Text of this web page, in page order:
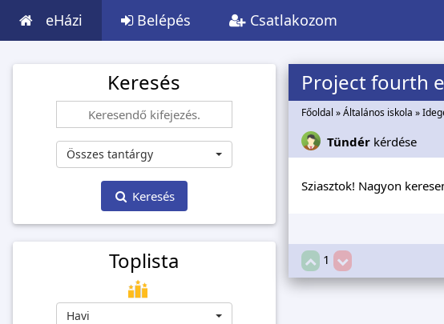
eHázi Belépés Csatlakozom
Keresés
Összes tantárgy
Keresés
Toplista
Havi
Project fourth
Főoldal »Általános iskola »
Tündér kérdése
Sziasztok! Nagyon
1